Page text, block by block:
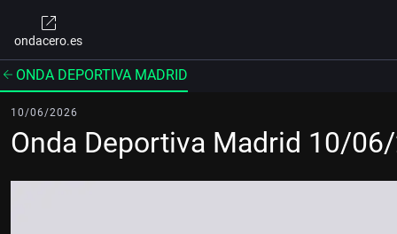
ondacero.es
ONDA DEPORTIVA MADRID
10/06/2026
Onda Deportiva Madrid 10/